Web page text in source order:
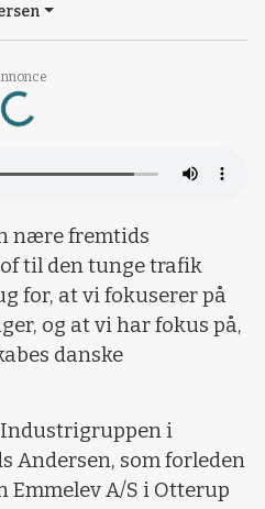
Loading...
nære fremtids
til den tunge trafik
for, at vi fokuserer på
og at vi har fokus på,
danske
i
Andersen, som forleden
Emmelev A/S i Otterup